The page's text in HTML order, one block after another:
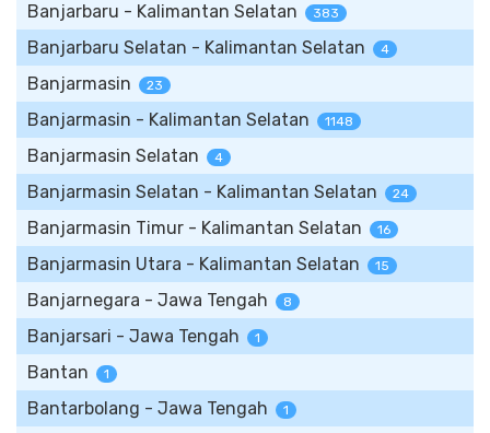
Banjarbaru - Kalimantan Selatan 383
Banjarbaru Selatan - Kalimantan Selatan 4
Banjarmasin 23
Banjarmasin - Kalimantan Selatan 1148
Banjarmasin Selatan 4
Banjarmasin Selatan - Kalimantan Selatan 24
Banjarmasin Timur - Kalimantan Selatan 16
Banjarmasin Utara - Kalimantan Selatan 15
Banjarnegara - Jawa Tengah 8
Banjarsari - Jawa Tengah 1
Bantan 1
Bantarbolang - Jawa Tengah 1